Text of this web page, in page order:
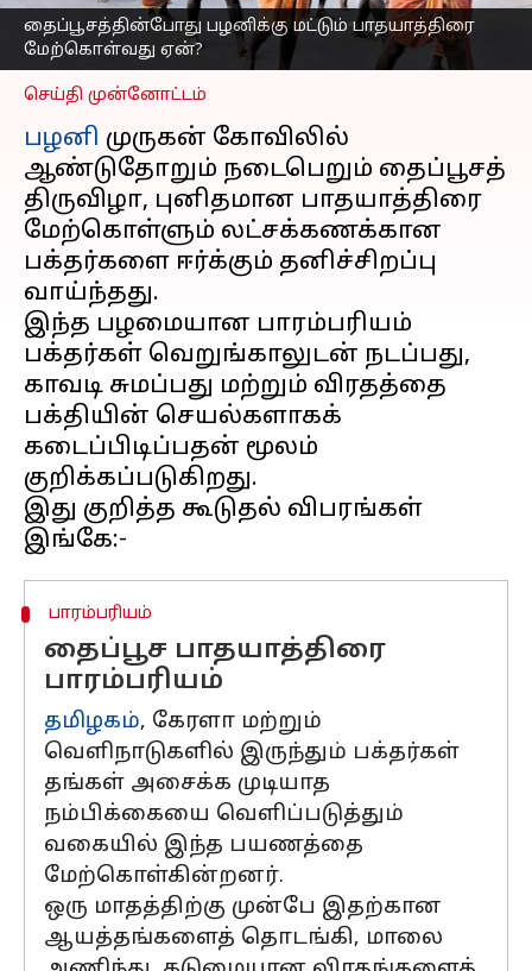
தைப்பூசத்தின்போது பழனிக்கு மட்டும் பாதயாத்திரை
மேற்கொள்வது ஏன்?
எழுதியவர் Sekar Chinnappan Jan 27, 2025 04:22 pm
செய்தி முன்னோட்டம்
பழனி முருகன் கோவிலில்
ஆண்டுதோறும் நடைபெறும் தைப்பூசத்
திருவிழா, புனிதமான பாதயாத்திரை
மேற்கொள்ளும் லட்சக்கணக்கான
பக்தர்களை ஈர்க்கும் தனிச்சிறப்பு
வாய்ந்தது.
இந்த பழமையான பாரம்பரியம்
பக்தர்கள் வெறுங்காலுடன் நடப்பது,
காவடி சுமப்பது மற்றும் விரதத்தை
பக்தியின் செயல்களாகக்
கடைப்பிடிப்பதன் மூலம்
குறிக்கப்படுகிறது.
இது குறித்த கூடுதல் விபரங்கள்
பாரம்பரியம்
தைப்பூச பாதயாத்திரை
பாரம்பரியம்
தமிழகம், கேரளா மற்றும்
வெளிநாடுகளில் இருந்தும் பக்தர்கள்
தங்கள் அசைக்க முடியாத
நம்பிக்கையை வெளிப்படுத்தும்
வகையில் இந்த பயணத்தை
மேற்கொள்கின்றனர்.
ஒரு மாதத்திற்கு முன்பே இதற்கான
ஆயத்தங்களைத் தொடங்கி, மாலை